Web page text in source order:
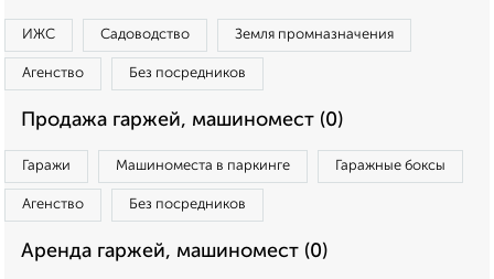
ИЖС Садоводство Земля промназначения
Агенство Без посредников
Продажа гаржей, машиномест (0)
Гаражи Машиноместа в паркинге Гаражные боксы
Агенство Без посредников
Аренда гаржей, машиномест (0)